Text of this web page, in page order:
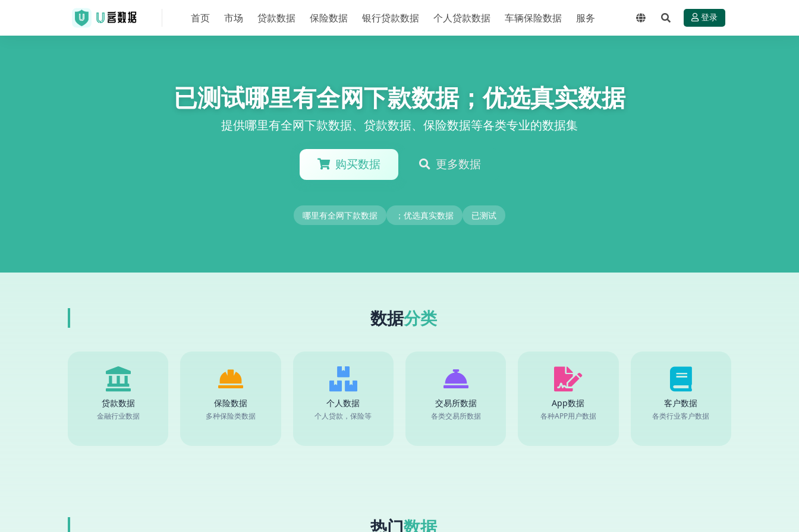
首页 市场 贷款数据 保险数据 银行贷款数据 个人贷款数据 车辆保险数据 服务 登录
已测试哪里有全网下款数据；优选真实数据
提供哪里有全网下款数据、贷款数据、保险数据等各类专业的数据集
购买数据 更多数据
哪里有全网下款数据 ；优选真实数据 已测试
数据分类
贷款数据
金融行业数据
保险数据
多种保险类数据
个人数据
个人贷款，保险等
交易所数据
各类交易所数据
App数据
各种APP用户数据
客户数据
各类行业客户数据
热门数据